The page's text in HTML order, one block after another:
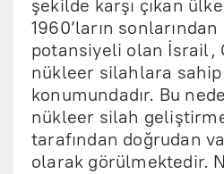
şekilde karşı çıkan
1960’ların
potansiyeli olan İsrail,
nükleer silahlara
konumundadır. Bu
nükleer silah
tarafından doğrudan
olarak görülmektedir.